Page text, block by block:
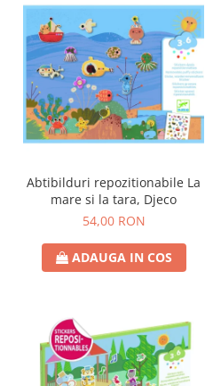
Abtibilduri repozitionabile La
mare si la tara, Djeco
54,00 RON
ADAUGA IN COS